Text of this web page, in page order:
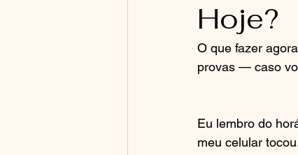
Hoje?
O que fazer
provas — caso
Eu lembro do
meu celular